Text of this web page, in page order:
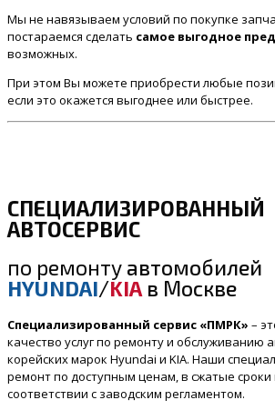
Мы не навязываем условий по покупке
постараемся сделать самое выгодное
возможных.
При этом Вы можете приобрести любые
если это окажется выгоднее или быстрее.
СПЕЦИАЛИЗИРОВАННЫЙ
АВТОСЕРВИС
по ремонту автомобилей
HYUNDAI/KIA в Москве
Специализированный сервис «ПМРК» –
качество услуг по ремонту и обслуживанию
корейских марок Hyundai и KIA. Наши
ремонт по доступным ценам, в сжатые сроки
соответствии с заводским регламентом.